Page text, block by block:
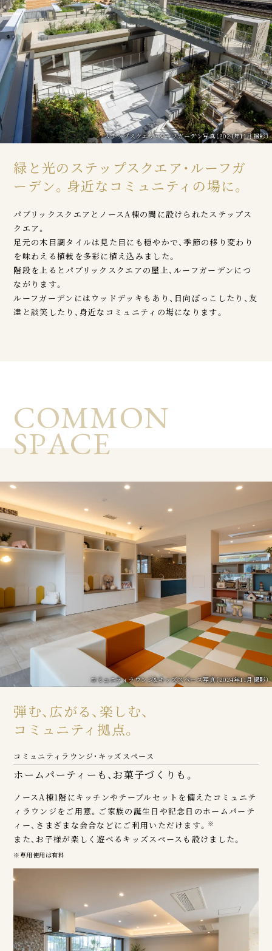
ステップスクエア・ルーフガーデン写真（2024年11月撮影）
緑と光のステップスクエア・ルーフガ
ーデン。 身近なコミュニティの場に。
パブリックスクエアとノースA棟の間に設けられたステップス
クエア。
足元の木目調タイルは見た目にも穏やかで、季節の移り変わり
を味わえる植栽を多彩に植え込みました。
階段を上るとパブリックスクエアの屋上、ルーフガーデンにつ
ながります。
ルーフガーデンにはウッドデッキもあり、日向ぼっこしたり、友
達と談笑したり、身近なコミュニティの場になります。
COMMON
SPACE
コミュニティラウンジ&キッズスペース写真（2024年11月撮影）
弾む、広がる、楽しむ、
コミュニティ拠点。
コミュニティラウンジ・キッズスペース
ホームパーティーも、お菓子づくりも。
ノースA棟1階にキッチンやテーブルセットを備えたコミュニテ
ィラウンジをご用意。ご家族の誕生日や記念日のホームパーテ
ィー、さまざまな会合などにご利用いただけます。 ※
また、お子様が楽しく遊べるキッズスペースも設けました。
※専用使用は有料